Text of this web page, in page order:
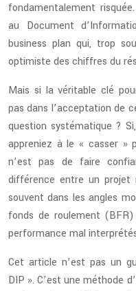
fondamentalement
au Document
business plan qui, trop
optimiste des chiffres du
Mais si la véritable clé
pas dans l’acceptation de
question systématique ?
appreniez à le « casser »
n’est pas de faire
différence entre un projet
souvent dans les angles
fonds de roulement
performance mal
Cet article n’est pas un
DIP ». C’est une méthode